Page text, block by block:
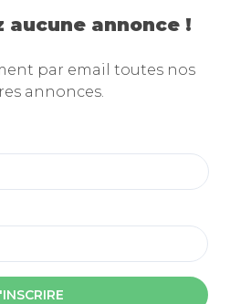
aucune annonce !
par email toutes nos
annonces.